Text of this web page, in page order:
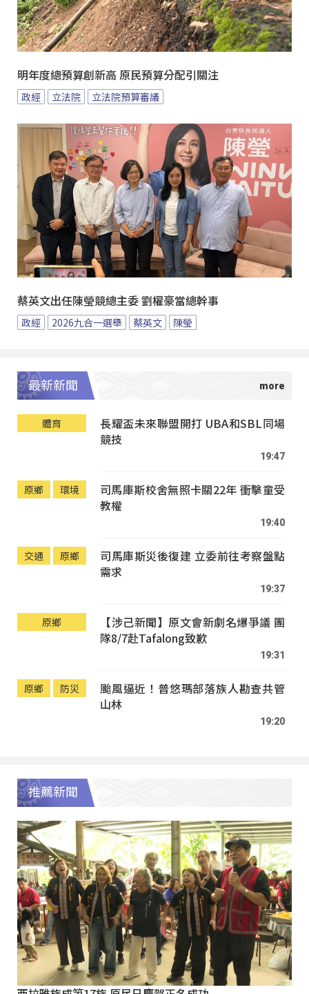
明年度總預算創新高 原民預算分配引關注
政經 立法院 立法院預算審議
蔡英文出任陳瑩競總主委 劉櫂豪當總幹事
政經 2026九合一選舉 蔡英文 陳瑩
最新新聞
體育
長耀盃未來聯盟開打 UBA和SBL同場
競技
19:47
原鄉 環境
司馬庫斯校舍無照卡關22年 衝擊童受
教權
19:40
交通 原鄉
司馬庫斯災後復建 立委前往考察盤點
需求
19:37
原鄉
【涉己新聞】原文會新劇名爆爭議 團
隊8/7赴Tafalong致歉
19:31
原鄉 防災
颱風逼近！普悠瑪部落族人勘查共管
山林
19:20
推薦新聞